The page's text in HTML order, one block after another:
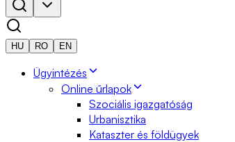
HU RO EN
Ügyintézés
Online űrlapok
Szociális igazgatóság
Urbanisztika
Kataszter és földügyek